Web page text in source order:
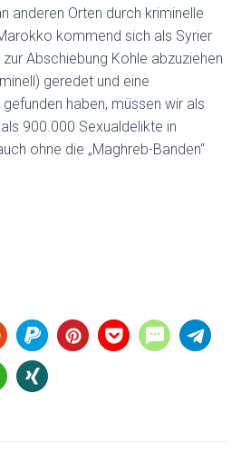
anderen Orten durch kriminelle
kommend sich als Syrier
Abschiebung Kohle abzuziehen
geredet und eine
haben, müssen wir als
900.000 Sexualdelikte in
ohne die „Maghreb-Banden“